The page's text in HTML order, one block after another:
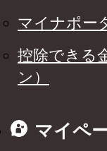
マイナポー
控除できる
ン）
マイペ